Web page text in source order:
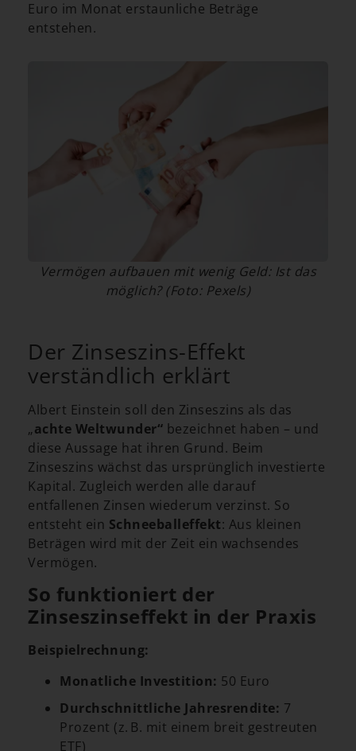
Euro im Monat erstaunliche Beträge
entstehen.
Vermögen aufbauen mit wenig Geld: Ist das
möglich? (Foto: Pexels)
Der Zinseszins-Effekt
verständlich erklärt
Albert Einstein soll den Zinseszins als das
„achte Weltwunder“ bezeichnet haben – und
diese Aussage hat ihren Grund. Beim
Zinseszins wächst das ursprünglich investierte
Kapital. Zugleich werden alle darauf
entfallenen Zinsen wiederum verzinst. So
entsteht ein Schneeballeffekt: Aus kleinen
Beträgen wird mit der Zeit ein wachsendes
Vermögen.
So funktioniert der
Zinseszinseffekt in der Praxis
Beispielrechnung:
Monatliche Investition: 50 Euro
Durchschnittliche Jahresrendite: 7
Prozent (z. B. mit einem breit gestreuten
ETF)